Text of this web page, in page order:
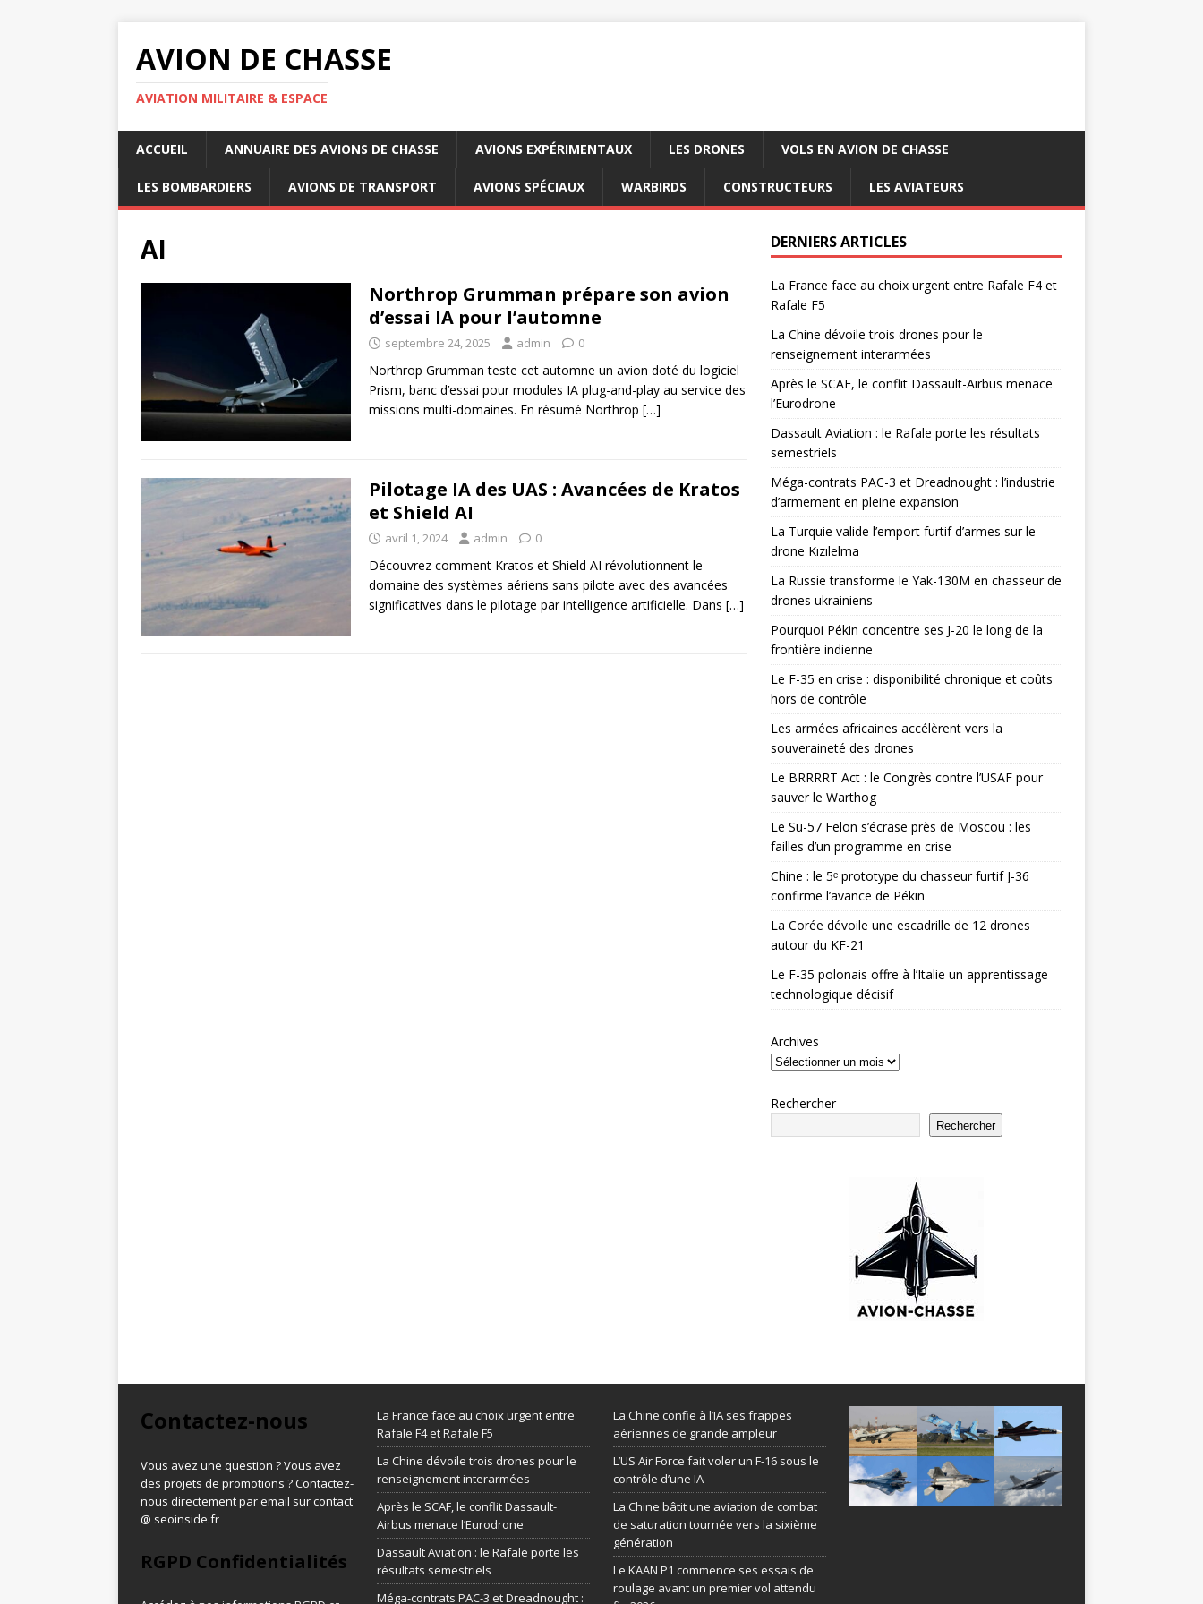
AVION DE CHASSE
AVIATION MILITAIRE & ESPACE
ACCUEIL ANNUAIRE DES AVIONS DE CHASSE AVIONS EXPÉRIMENTAUX LES DRONES VOLS EN AVION DE CHASSE
LES BOMBARDIERS AVIONS DE TRANSPORT AVIONS SPÉCIAUX WARBIRDS CONSTRUCTEURS LES AVIATEURS
AI
Northrop Grumman prépare son avion
d’essai IA pour l’automne
septembre 24, 2025 admin 0
Northrop Grumman teste cet automne un avion doté du logiciel
Prism, banc d’essai pour modules IA plug-and-play au service des
missions multi-domaines. En résumé Northrop […]
Pilotage IA des UAS : Avancées de Kratos
et Shield AI
avril 1, 2024 admin 0
Découvrez comment Kratos et Shield AI révolutionnent le
domaine des systèmes aériens sans pilote avec des avancées
significatives dans le pilotage par intelligence artificielle. Dans […]
DERNIERS ARTICLES
La France face au choix urgent entre Rafale F4 et
Rafale F5
La Chine dévoile trois drones pour le
renseignement interarmées
Après le SCAF, le conflit Dassault-Airbus menace
l’Eurodrone
Dassault Aviation : le Rafale porte les résultats
semestriels
Méga-contrats PAC-3 et Dreadnought : l’industrie
d’armement en pleine expansion
La Turquie valide l’emport furtif d’armes sur le
drone Kızılelma
La Russie transforme le Yak-130M en chasseur de
drones ukrainiens
Pourquoi Pékin concentre ses J-20 le long de la
frontière indienne
Le F-35 en crise : disponibilité chronique et coûts
hors de contrôle
Les armées africaines accélèrent vers la
souveraineté des drones
Le BRRRRT Act : le Congrès contre l’USAF pour
sauver le Warthog
Le Su-57 Felon s’écrase près de Moscou : les
failles d’un programme en crise
Chine : le 5ᵉ prototype du chasseur furtif J-36
confirme l’avance de Pékin
La Corée dévoile une escadrille de 12 drones
autour du KF-21
Le F-35 polonais offre à l’Italie un apprentissage
technologique décisif
Archives
Rechercher
Rechercher
Contactez-nous
Vous avez une question ? Vous avez
des projets de promotions ? Contactez-
nous directement par email sur contact
@ seoinside.fr
RGPD Confidentialités
La France face au choix urgent entre
Rafale F4 et Rafale F5
La Chine dévoile trois drones pour le
renseignement interarmées
Après le SCAF, le conflit Dassault-
Airbus menace l’Eurodrone
Dassault Aviation : le Rafale porte les
résultats semestriels
Méga-contrats PAC-3 et Dreadnought :
La Chine confie à l’IA ses frappes
aériennes de grande ampleur
L’US Air Force fait voler un F-16 sous le
contrôle d’une IA
La Chine bâtit une aviation de combat
de saturation tournée vers la sixième
génération
Le KAAN P1 commence ses essais de
roulage avant un premier vol attendu